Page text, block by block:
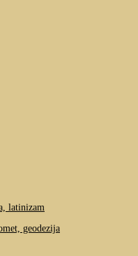
latinizam
geodezija